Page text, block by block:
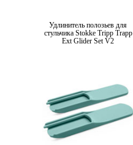
Удлинитель полозьев для
стульчика Stokke Tripp Trapp
Ext Glider Set V2